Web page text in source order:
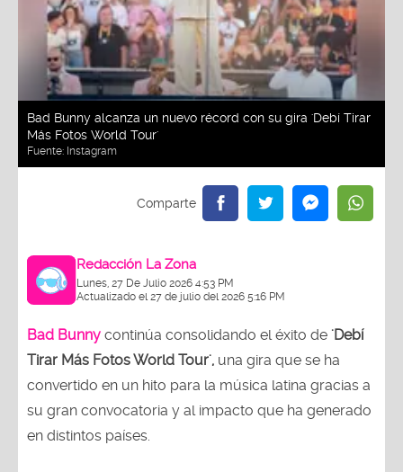
Bad Bunny alcanza un nuevo récord con su gira 'Debí Tirar
Más Fotos World Tour'
Fuente: Instagram
Redacción La Zona
Lunes, 27 De Julio 2026 4:53 PM
Actualizado el 27 de julio del 2026 5:16 PM
Bad Bunny continúa consolidando el éxito de 'Debí
Tirar Más Fotos World Tour', una gira que se ha
convertido en un hito para la música latina gracias a
su gran convocatoria y al impacto que ha generado
en distintos países.